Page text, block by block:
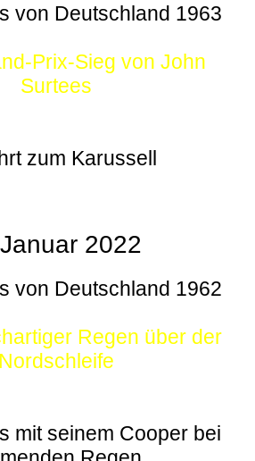
von Deutschland 1963
Prix-Sieg von John
Surtees
zum Karussell
2022
von Deutschland 1962
Regen über der
Nordschleife
mit seinem Cooper bei